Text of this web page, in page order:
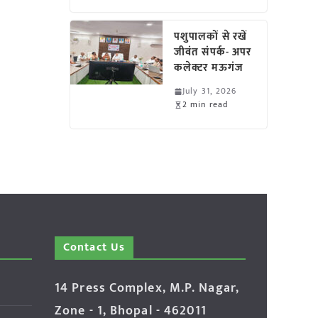
पशुपालकों से रखें
जीवंत संपर्क- अपर
कलेक्टर मऊगंज
July 31, 2026
2 min read
Contact Us
14 Press Complex, M.P. Nagar,
Zone - 1, Bhopal - 462011